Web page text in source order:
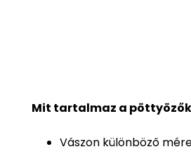
Mit tartalmaz a
Vászon különböző